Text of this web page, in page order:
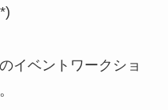
イベントワークショ